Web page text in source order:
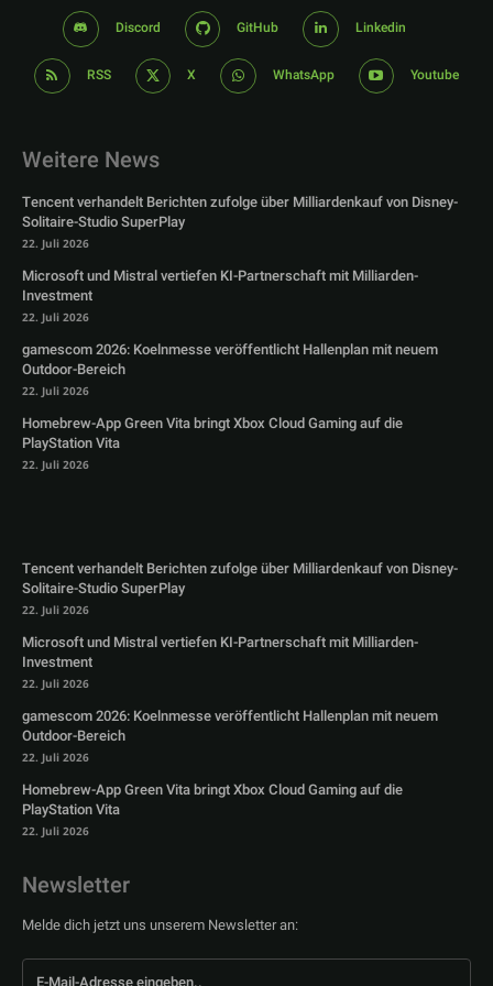
Discord GitHub Linkedin
RSS X WhatsApp Youtube
Weitere News
Tencent verhandelt Berichten zufolge über Milliardenkauf von Disney-
Solitaire-Studio SuperPlay
22. Juli 2026
Microsoft und Mistral vertiefen KI-Partnerschaft mit Milliarden-
Investment
22. Juli 2026
gamescom 2026: Koelnmesse veröffentlicht Hallenplan mit neuem
Outdoor-Bereich
22. Juli 2026
Homebrew-App Green Vita bringt Xbox Cloud Gaming auf die
PlayStation Vita
22. Juli 2026
Tencent verhandelt Berichten zufolge über Milliardenkauf von Disney-
Solitaire-Studio SuperPlay
22. Juli 2026
Microsoft und Mistral vertiefen KI-Partnerschaft mit Milliarden-
Investment
22. Juli 2026
gamescom 2026: Koelnmesse veröffentlicht Hallenplan mit neuem
Outdoor-Bereich
22. Juli 2026
Homebrew-App Green Vita bringt Xbox Cloud Gaming auf die
PlayStation Vita
22. Juli 2026
Newsletter
Melde dich jetzt uns unserem Newsletter an: